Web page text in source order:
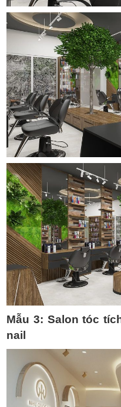
Mẫu 3: Salon tóc
nail